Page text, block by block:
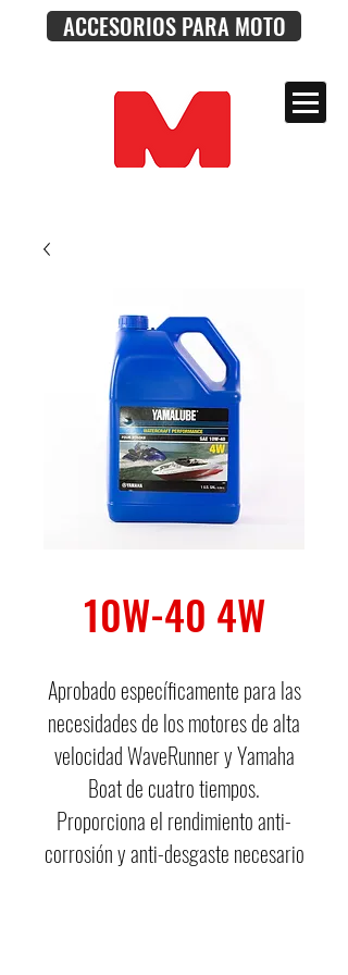
ACCESORIOS PARA MOTO
10W-40 4W
Aprobado específicamente para las
necesidades de los motores de alta
velocidad WaveRunner y Yamaha
Boat de cuatro tiempos.
Proporciona el rendimiento anti-
corrosión y anti-desgaste necesario